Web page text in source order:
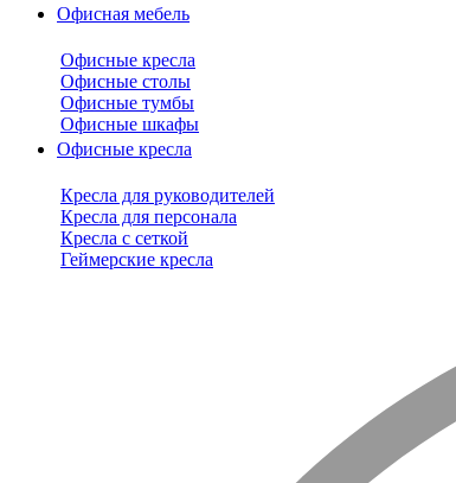
Офисная мебель
Офисные кресла
Офисные столы
Офисные тумбы
Офисные шкафы
Офисные кресла
Кресла для руководителей
Кресла для персонала
Кресла с сеткой
Геймерские кресла